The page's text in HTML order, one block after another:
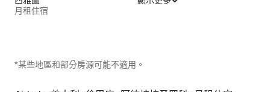
月租住宿
*某些地區和部分房源可能不適用。